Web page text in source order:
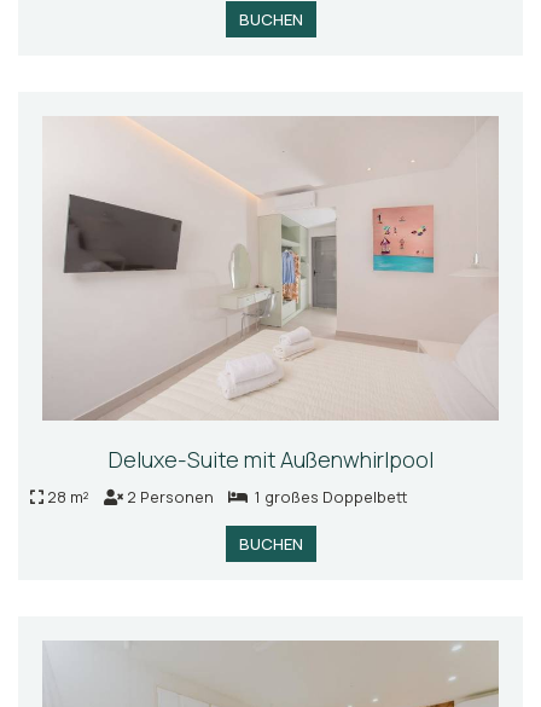
BUCHEN
Deluxe-Suite mit Außenwhirlpool
28 m² 2 Personen 1 großes Doppelbett
BUCHEN